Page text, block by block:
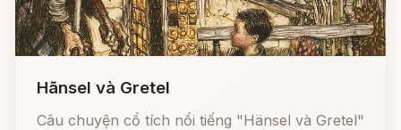
Hãnsel và Gretel
Câu chuyện cổ tích nổi tiếng "Hänsel và Gretel"